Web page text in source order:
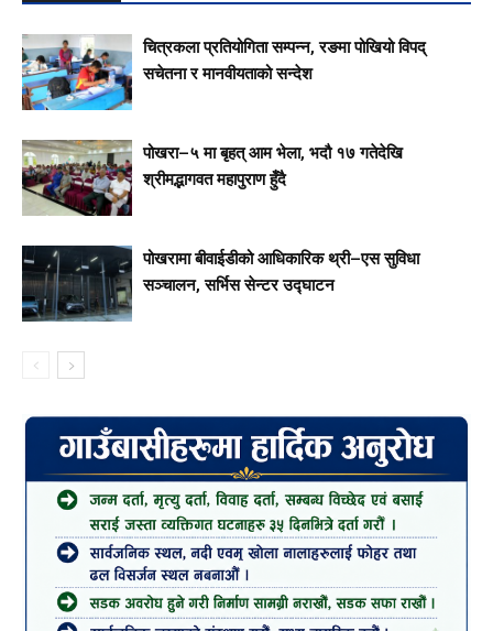
चित्रकला प्रतियोगिता सम्पन्न, रङमा पोखियो विपद्
सचेतना र मानवीयताको सन्देश
पोखरा–५ मा बृहत् आम भेला, भदौ १७ गतेदेखि
श्रीमद्भागवत महापुराण हुँदै
पोखरामा बीवाईडीको आधिकारिक थ्री–एस सुविधा
सञ्चालन, सर्भिस सेन्टर उद्घाटन